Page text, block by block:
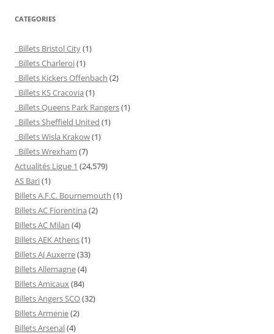
CATEGORIES
Billets Bristol City(1)
Billets Charleroi(1)
Billets Kickers Offenbach (2)
Billets KS Cracovia (1)
Billets Queens Park Rangers(1)
Billets Sheffield United (1)
Billets Wisla Krakow(1)
Billets Wrexham (7)
Actualités Ligue 1 (24,579)
AS Bari(1)
Billets A.F.C. Bournemouth (1)
Billets AC Fiorentina (2)
Billets AC Milan (4)
Billets AEK Athens(1)
Billets AJ Auxerre(33)
Billets Allemagne(4)
Billets Amicaux(84)
Billets Angers SCO(32)
Billets Armenie(2)
Billets Arsenal(4)